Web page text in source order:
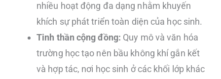
nhiều hoạt động đa dạng nhằm khuyến
khích sự phát triển toàn diện của học sinh.
Tinh thần cộng đồng: Quy mô và văn hóa
trường học tạo nên bầu không khí gắn kết
và hợp tác, nơi học sinh ở các khối lớp khác